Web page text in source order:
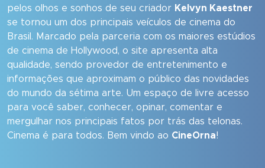
pelos olhos e sonhos de seu criador Kelvyn Kaestner
se tornou um dos principais veículos de cinema do
Brasil. Marcado pela parceria com os maiores estúdios
de cinema de Hollywood, o site apresenta alta
qualidade, sendo provedor de entretenimento e
informações que aproximam o público das novidades
do mundo da sétima arte. Um espaço de livre acesso
para você saber, conhecer, opinar, comentar e
mergulhar nos principais fatos por trás das telonas.
Cinema é para todos. Bem vindo ao CineOrna!